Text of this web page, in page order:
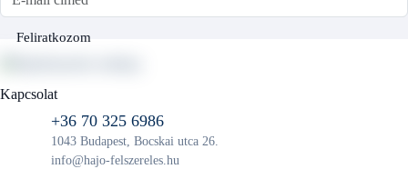
Feliratkozom
Kapcsolat
+36 70 325 6986
1043 Budapest, Bocskai utca 26.
info@hajo-felszereles.hu